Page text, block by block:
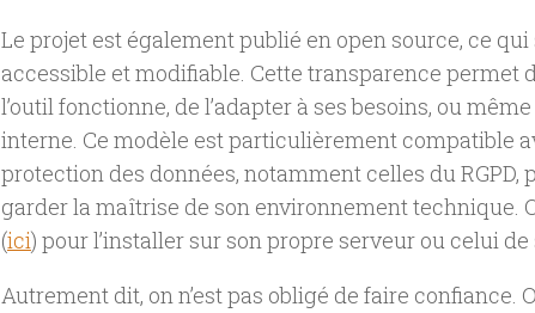
Le projet est également publié en open source, ce
accessible et modifiable. Cette transparence permet
l’outil fonctionne, de l’adapter à ses besoins, ou
interne. Ce modèle est particulièrement compatible
protection des données, notamment celles du RGPD,
garder la maîtrise de son environnement technique.
(ici) pour l’installer sur son propre serveur ou celui
Autrement dit, on n’est pas obligé de faire confiance.